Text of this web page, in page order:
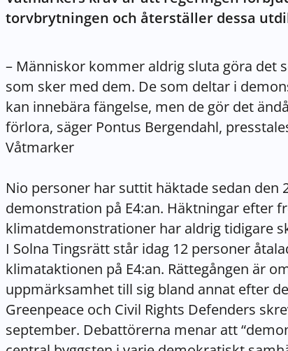
torvbrytningen och återställer dessa
– Människor kommer aldrig sluta göra det
som sker med dem. De som deltar i
kan innebära fängelse, men de gör det
förlora, säger Pontus Bergendahl,
Våtmarker
Nio personer har suttit häktade sedan den
demonstration på E4:an. Häktningar efter
klimatdemonstrationer har aldrig tidigare
I Solna Tingsrätt står idag 12 personer
klimataktionen på E4:an. Rättegången är
uppmärksamhet till sig bland annat efter
Greenpeace och Civil Rights Defenders
september. Debattörerna menar att